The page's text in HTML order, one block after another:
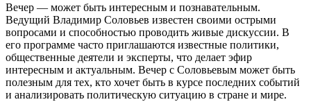
Вечер — может быть интересным и познавательным.
Ведущий Владимир Соловьев известен своими острыми
вопросами и способностью проводить живые дискуссии. В
его программе часто приглашаются известные политики,
общественные деятели и эксперты, что делает эфир
интересным и актуальным. Вечер с Соловьевым может быть
полезным для тех, кто хочет быть в курсе последних событий
и анализировать политическую ситуацию в стране и мире.